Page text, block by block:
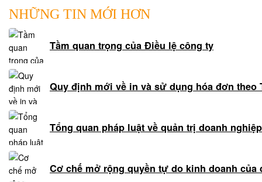
NHỮNG TIN MỚI HƠN
Tầm quan trọng của Điều lệ công ty
Quy định mới về in và sử dụng hóa đơn theo
Tổng quan pháp luật về quản trị doanh nghiệp
Cơ chế mở rộng quyền tự do kinh doanh của